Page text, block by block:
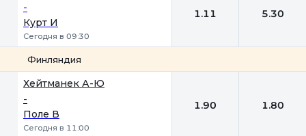
-
Курт И
Сегодня в 09:30
1.11 5.30
Финляндия
Хейтманек А-Ю
-
Поле В
Сегодня в 11:00
1.90 1.80